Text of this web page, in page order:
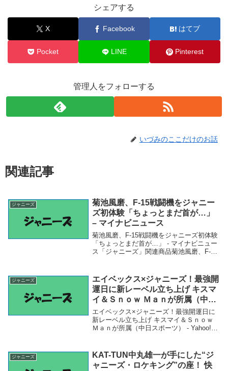
シェアする
X Facebook はてブ
Pocket LINE Pinterest
管理人をフォローする
いづみのここだけのお話
関連記事
ジャニーズ
菊池風磨、F-15戦闘機をジャニー
ズ初体験「ちょっとまだ首が…」
– マイナビニュース
菊池風磨、F-15戦闘機をジャニーズ初体験
「ちょっとまだ首が…」 - マイナビニュー
ス「ジャニーズ」関連商品菊池風磨、F-15
15戦闘機をジャニーズ初体験「...
ジャニーズ
エイベックス×ジャニーズ！最強開
運日に新レーベル立ち上げ キスマ
イ＆Ｓｎｏｗ Ｍａｎが所属（中日
スポーツ） – Yahoo!ニュース –
Yahoo!ニュース
エイベックス×ジャニーズ！最強開運日に
新レーベル立ち上げ キスマイ＆Ｓｎｏｗ
Ｍａｎが所属（中日スポーツ） - Yahoo!ニ
運日に新レーベル立ち上げ キ...
ジャニーズ
KAT-TUN中丸雄一が手にした“ジ
ャニーズ・ロケキング”の座！ 快